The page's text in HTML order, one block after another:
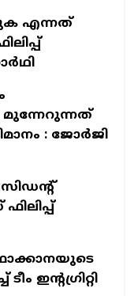
എന്നത്
: ജോർജി
ഇന്റഗ്രിറ്റി